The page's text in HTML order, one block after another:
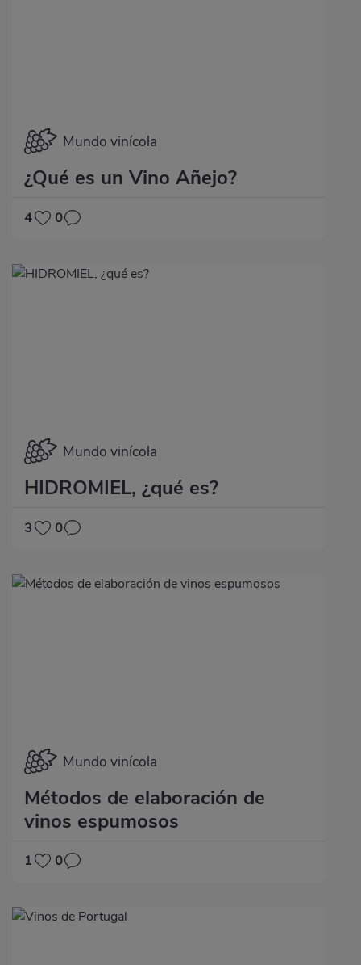
Mundo vinícola
¿Qué es un Vino Añejo?
4 0
Mundo vinícola
HIDROMIEL, ¿qué es?
3 0
Mundo vinícola
Métodos de elaboración de
vinos espumosos
1 0